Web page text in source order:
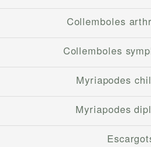
Collemboles
Collemboles
Myriapodes
Myriapodes